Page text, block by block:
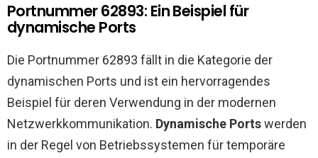
Portnummer 62893: Ein Beispiel für
dynamische Ports
Die Portnummer 62893 fällt in die Kategorie der
dynamischen Ports und ist ein hervorragendes
Beispiel für deren Verwendung in der modernen
Netzwerkkommunikation. Dynamische Portswerden
in der Regel von Betriebssystemen für temporäre